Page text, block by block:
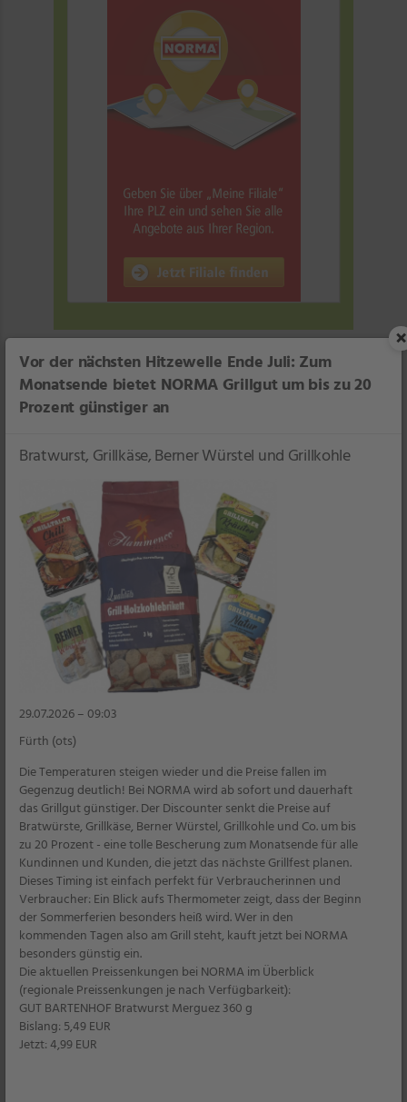
Ab Mittwoch, 15.07.
Mittwochs-Clou
×
Vor der nächsten Hitzewelle Ende Juli: Zum
Monatsende bietet NORMA Grillgut um bis zu 20
Prozent günstiger an
Bratwurst, Grillkäse, Berner Würstel und Grillkohle
29.07.2026 – 09:03
Fürth (ots)
Die Temperaturen steigen wieder und die Preise fallen im
Gegenzug deutlich! Bei NORMA wird ab sofort und dauerhaft
das Grillgut günstiger. Der Discounter senkt die Preise auf
Bratwürste, Grillkäse, Berner Würstel, Grillkohle und Co. um bis
zu 20 Prozent - eine tolle Bescherung zum Monatsende für alle
Kundinnen und Kunden, die jetzt das nächste Grillfest planen.
Dieses Timing ist einfach perfekt für Verbraucherinnen und
Verbraucher: Ein Blick aufs Thermometer zeigt, dass der Beginn
der Sommerferien besonders heiß wird. Wer in den
kommenden Tagen also am Grill steht, kauft jetzt bei NORMA
besonders günstig ein.
Die aktuellen Preissenkungen bei NORMA im Überblick
(regionale Preissenkungen je nach Verfügbarkeit):
GUT BARTENHOF Bratwurst Merguez 360 g
Bislang: 5,49 EUR
Jetzt: 4,99 EUR